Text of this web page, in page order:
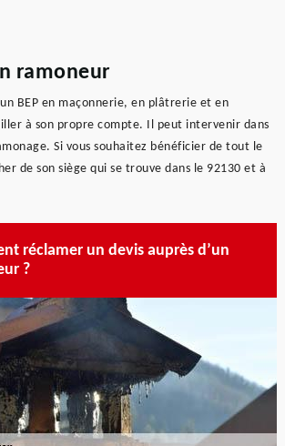
ramoneur
BEP en maçonnerie, en plâtrerie et en
à son propre compte. Il peut intervenir dans
Si vous souhaitez bénéficier de tout le
de son siège qui se trouve dans le 92130 et à
réclamer un devis auprès d’un
?